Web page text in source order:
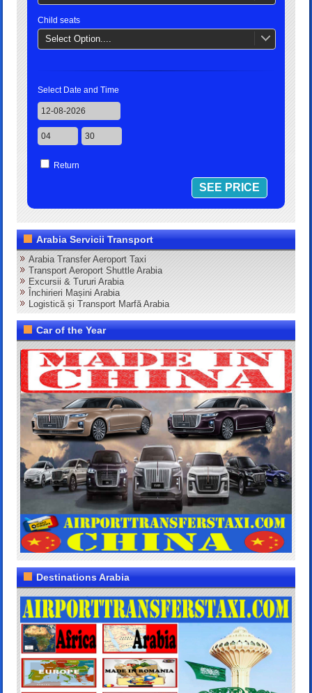
Child seats
Select Option....
Select Date and Time
Return
Arabia Servicii Transport
Arabia Transfer Aeroport Taxi
Transport Aeroport Shuttle Arabia
Excursii & Tururi Arabia
Închirieri Mașini Arabia
Logistică și Transport Marfă Arabia
Car of the Year
Destinations Arabia